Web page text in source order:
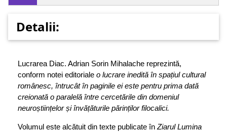
Detalii:
Lucrarea Diac. Adrian Sorin Mihalache reprezintă,
conform notei editoriale o lucrare inedită în spațiul cultural
românesc, întrucât în paginile ei este pentru prima dată
creionată o paralelă între cercetările din domeniul
neuroștiințelorși învățăturile părinților filocalici.
Volumul este alcătuit din texte publicate în Ziarul Lumina